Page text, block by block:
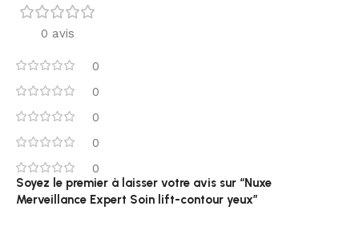
0 avis
0
0
0
0
0
Soyez le premier à laisser votre avis sur “Nuxe
Merveillance Expert Soin lift-contour yeux”